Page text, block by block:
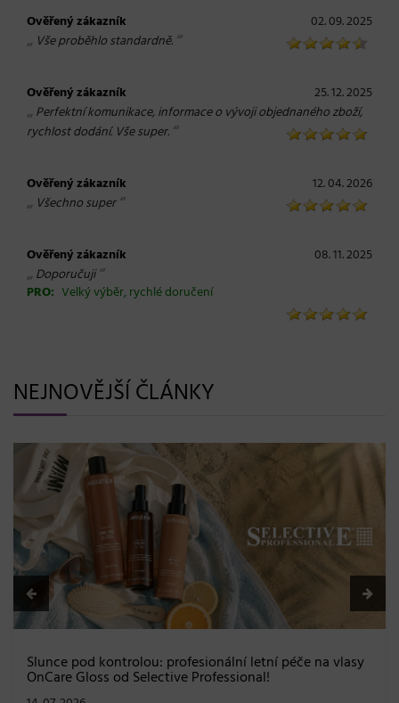
Ověřený zákazník 02. 09. 2025
„ Vše proběhlo standardně. “
Ověřený zákazník 25. 12. 2025
„ Perfektní komunikace, informace o vývoji objednaného zboží,
rychlost dodání. Vše super. “
Ověřený zákazník 12. 04. 2026
„ Všechno super“
Ověřený zákazník 08. 11. 2025
„ Doporučuji“
PRO: Velký výběr, rychlé doručení
NEJNOVĚJŠÍ ČLÁNKY
profesionální letní péče na vlasy
Professional!